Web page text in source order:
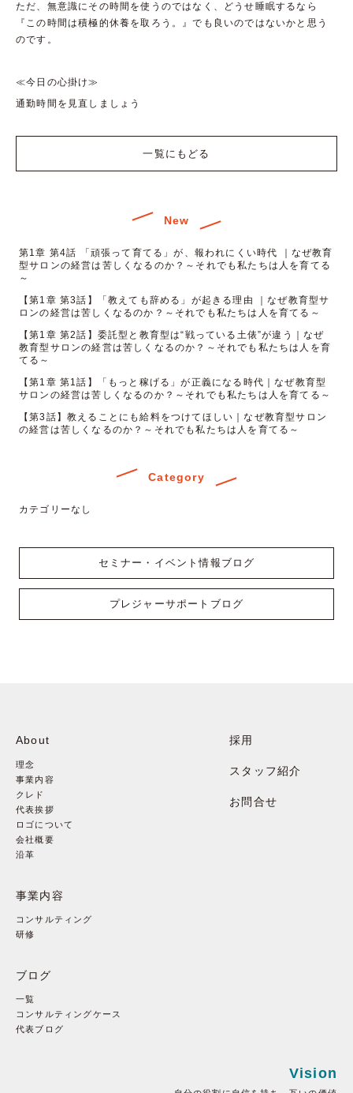
ただ、無意識にその時間を使うのではなく、どうせ睡眠するなら
『この時間は積極的休養を取ろう。』でも良いのではないかと思う
のです。
≪今日の心掛け≫
通勤時間を見直しましょう
一覧にもどる
New
第1章 第4話 「頑張って育てる」が、報われにくい時代 ｜なぜ教育
型サロンの経営は苦しくなるのか？～それでも私たちは人を育てる
～
【第1章 第3話】「教えても辞める」が起きる理由 ｜なぜ教育型サ
ロンの経営は苦しくなるのか？～それでも私たちは人を育てる～
【第1章 第2話】委託型と教育型は“戦っている土俵”が違う｜なぜ
教育型サロンの経営は苦しくなるのか？～それでも私たちは人を育
てる～
【第1章 第1話】「もっと稼げる」が正義になる時代｜なぜ教育型
サロンの経営は苦しくなるのか？～それでも私たちは人を育てる～
【第3話】教えることにも給料をつけてほしい｜なぜ教育型サロン
の経営は苦しくなるのか？～それでも私たちは人を育てる～
Category
カテゴリーなし
セミナー・イベント情報ブログ
プレジャーサポートブログ
About
理念
事業内容
クレド
代表挨拶
ロゴについて
会社概要
沿革
事業内容
コンサルティング
研修
ブログ
一覧
コンサルティングケース
代表ブログ
採用
スタッフ紹介
お問合せ
Vision